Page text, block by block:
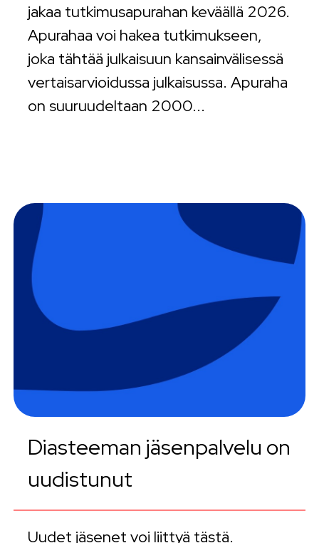
jakaa tutkimusapurahan keväällä 2026.
Apurahaa voi hakea tutkimukseen,
joka tähtää julkaisuun kansainvälisessä
vertaisarvioidussa julkaisussa. Apuraha
on suuruudeltaan 2000...
Diasteeman jäsenpalvelu on
uudistunut
Uudet jäsenet voi liittyä tästä.